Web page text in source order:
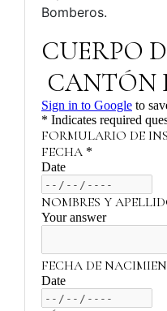
Bomberos.